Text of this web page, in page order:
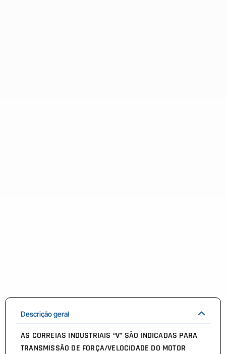
Descrição geral
AS CORREIAS INDUSTRIAIS “V” SÃO INDICADAS PARA
TRANSMISSÃO DE FORÇA/VELOCIDADE DO MOTOR